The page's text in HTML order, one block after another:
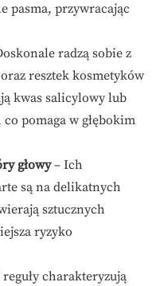
pasma, przywracając
radzą sobie z
resztek kosmetyków
kwas salicylowy lub
pomaga w głębokim
głowy– Ich
są na delikatnych
sztucznych
ryzyko
reguły charakteryzują